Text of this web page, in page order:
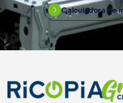
Calculadora de